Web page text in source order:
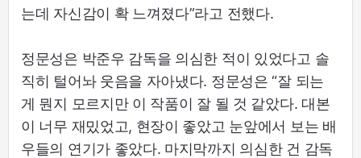
는데 자신감이 확 느껴졌다”라고 전했다.
정문성은 박준우 감독을 의심한 적이 있었다고 솔
직히 털어놔 웃음을 자아냈다. 정문성은 “잘 되는
게 뭔지 모르지만 이 작품이 잘 될 것 같았다. 대본
이 너무 재밌었고, 현장이 좋았고 눈앞에서 보는 배
우들의 연기가 좋았다. 마지막까지 의심한 건 감독